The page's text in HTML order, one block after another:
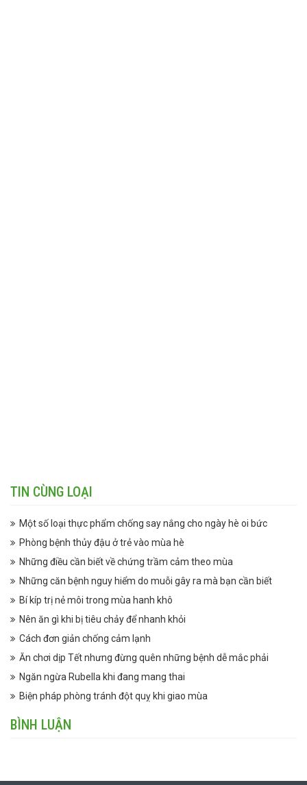
TIN CÙNG LOẠI
Một số loại thực phẩm chống say nắng cho ngày hè oi bức
Phòng bệnh thủy đậu ở trẻ vào mùa hè
Những điều cần biết về chứng trầm cảm theo mùa
Những căn bệnh nguy hiểm do muỗi gây ra mà bạn cần biết
Bí kíp trị nẻ môi trong mùa hanh khô
Nên ăn gì khi bị tiêu chảy để nhanh khỏi
Cách đơn giản chống cảm lạnh
Ăn chơi dịp Tết nhưng đừng quên những bệnh dễ mắc phải
Ngăn ngừa Rubella khi đang mang thai
Biện pháp phòng tránh đột quỵ khi giao mùa
BÌNH LUẬN